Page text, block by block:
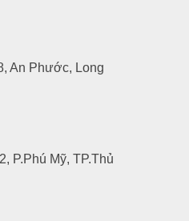
An Phước, Long
P.Phú Mỹ, TP.Thủ